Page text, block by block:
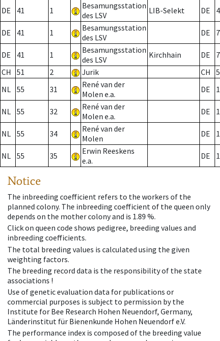
DE 41 1
Besamungsstation
des LSV
LIB-Selekt DE
DE 41 1
Besamungsstation
des LSV
DE 7
DE 41 1
Besamungsstation
des LSV
Kirchhain DE
7
CH
51 2 Jurik CH
NL 55 31
René van der
Molen e.a.
DE
NL 55 32
René van der
Molen e.a.
DE
NL 55 34
René van der
Molen
DE
NL 55 35
Erwin Reeskens
e.a.
DE
Notice
The inbreeding coefficient refers to the workers of the
planned colony. The inbreeding coefficient of the queen only
depends on the mother colony and is 1.89 %.
Click on queen code shows pedigree, breeding values and
inbreeding coefficients.
The total breeding values is calculated using the given
weighting factors.
The breeding record data is the responsibility of the state
associations !
Use of genetic evaluation data for publications or
commercial purposes is subject to permission by the
Institute for Bee Research Hohen Neuendorf, Germany,
Länderinstitut für Bienenkunde Hohen Neuendorf e.V.
The performance index is composed of the breeding value